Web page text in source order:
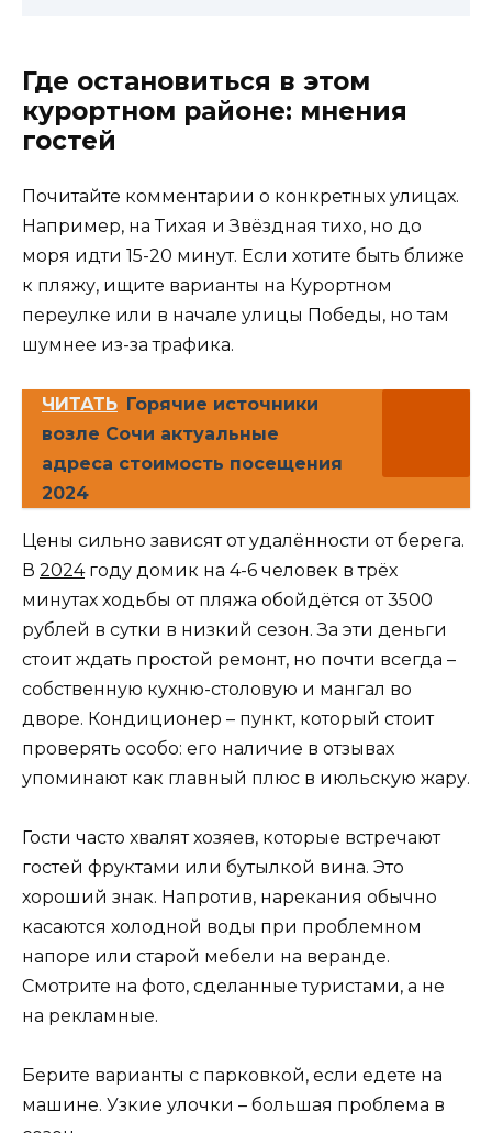
Где остановиться в этом
курортном районе: мнения
гостей
Почитайте комментарии о конкретных улицах.
Например, на Тихая и Звёздная тихо, но до
моря идти 15-20 минут. Если хотите быть ближе
к пляжу, ищите варианты на Курортном
переулке или в начале улицы Победы, но там
шумнее из-за трафика.
ЧИТАТЬ Горячие источники
возле Сочи актуальные
адреса стоимость посещения
2024
Цены сильно зависят от удалённости от берега.
В 2024году домик на 4-6 человек в трёх
минутах ходьбы от пляжа обойдётся от 3500
рублей в сутки в низкий сезон. За эти деньги
стоит ждать простой ремонт, но почти всегда –
собственную кухню-столовую и мангал во
дворе. Кондиционер – пункт, который стоит
проверять особо: его наличие в отзывах
упоминают как главный плюс в июльскую жару.
Гости часто хвалят хозяев, которые встречают
гостей фруктами или бутылкой вина. Это
хороший знак. Напротив, нарекания обычно
касаются холодной воды при проблемном
напоре или старой мебели на веранде.
Смотрите на фото, сделанные туристами, а не
на рекламные.
Берите варианты с парковкой, если едете на
машине. Узкие улочки – большая проблема в